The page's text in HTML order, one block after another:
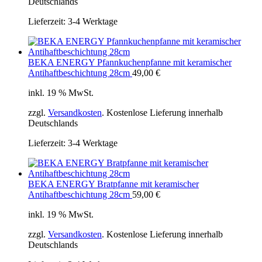
Lieferzeit: 3-4 Werktage
BEKA ENERGY Pfannkuchenpfanne mit keramischer
Antihaftbeschichtung 28cm 49,00 €
inkl. 19 % MwSt.
zzgl. Versandkosten. Kostenlose Lieferung innerhalb
Deutschlands
Lieferzeit: 3-4 Werktage
BEKA ENERGY Bratpfanne mit keramischer
Antihaftbeschichtung 28cm 59,00 €
inkl. 19 % MwSt.
zzgl. Versandkosten. Kostenlose Lieferung innerhalb
Deutschlands